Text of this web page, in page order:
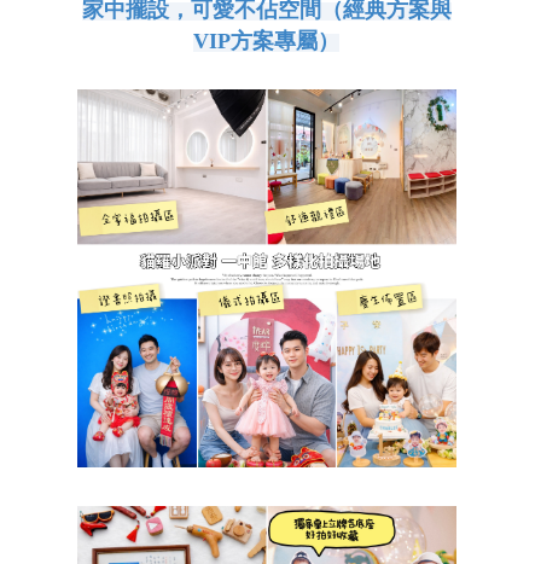
家中擺設，可愛不佔空間（經典方案與
VIP方案專屬）